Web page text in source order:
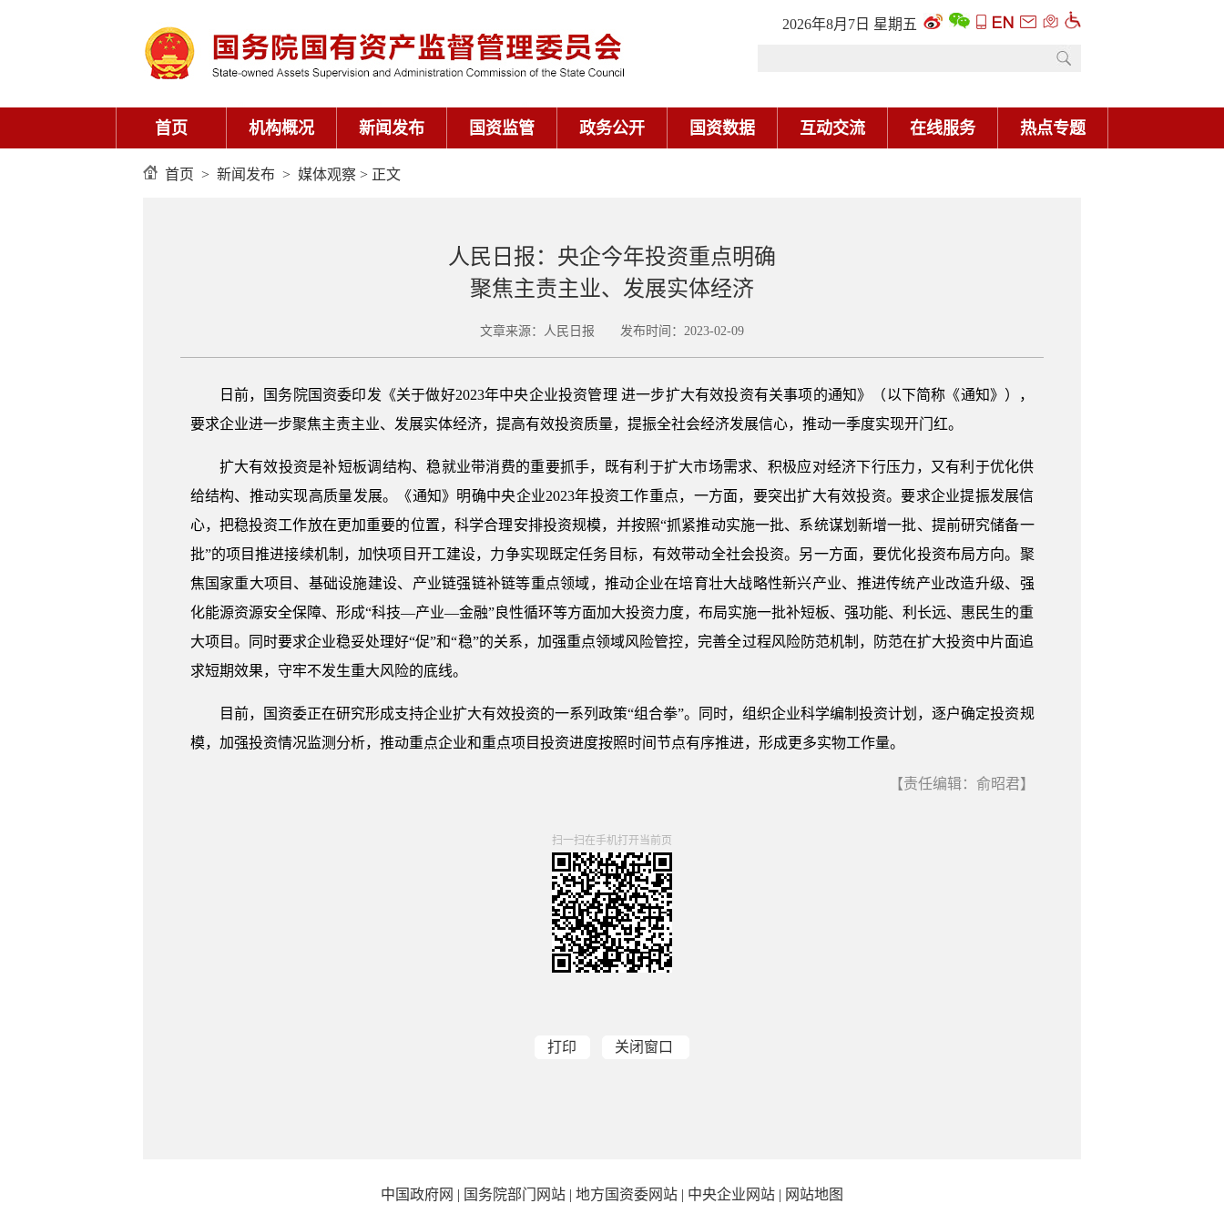
2026年8月7日 星期五
首页 机构概况 新闻发布 国资监管 政务公开 国资数据 互动交流 在线服务 热点专题
首页 > 新闻发布 > 媒体观察 > 正文
人民日报：央企今年投资重点明确
聚焦主责主业、发展实体经济
文章来源：人民日报 发布时间：2023-02-09
日前，国务院国资委印发《关于做好2023年中央企业投资管理 进一步扩大有效投资有关事项的通知》（以下简称《通知》），
要求企业进一步聚焦主责主业、发展实体经济，提高有效投资质量，提振全社会经济发展信心，推动一季度实现开门红。
扩大有效投资是补短板调结构、稳就业带消费的重要抓手，既有利于扩大市场需求、积极应对经济下行压力，又有利于优化供
给结构、推动实现高质量发展。《通知》明确中央企业2023年投资工作重点，一方面，要突出扩大有效投资。要求企业提振发展信
心，把稳投资工作放在更加重要的位置，科学合理安排投资规模，并按照“抓紧推动实施一批、系统谋划新增一批、提前研究储备一
批”的项目推进接续机制，加快项目开工建设，力争实现既定任务目标，有效带动全社会投资。另一方面，要优化投资布局方向。聚
焦国家重大项目、基础设施建设、产业链强链补链等重点领域，推动企业在培育壮大战略性新兴产业、推进传统产业改造升级、强
化能源资源安全保障、形成“科技—产业—金融”良性循环等方面加大投资力度，布局实施一批补短板、强功能、利长远、惠民生的重
大项目。同时要求企业稳妥处理好“促”和“稳”的关系，加强重点领域风险管控，完善全过程风险防范机制，防范在扩大投资中片面追
求短期效果，守牢不发生重大风险的底线。
目前，国资委正在研究形成支持企业扩大有效投资的一系列政策“组合拳”。同时，组织企业科学编制投资计划，逐户确定投资规
模，加强投资情况监测分析，推动重点企业和重点项目投资进度按照时间节点有序推进，形成更多实物工作量。
【责任编辑：俞昭君】
扫一扫在手机打开当前页
打印 关闭窗口